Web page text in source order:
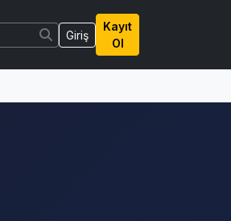
Giriş
Kayıt
Ol